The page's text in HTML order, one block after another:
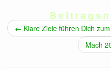
← Klare Ziele führen Dich
Mach